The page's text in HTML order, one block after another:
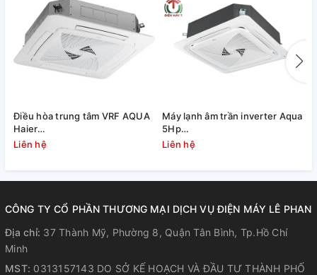
Điều hòa trung tâm VRF AQUA
Haier
AU10NFNERA/AB482MNERAD
Liên hệ
Máy lạnh âm trần inverter Aqua
5Hp
1U125S1PN1SB/AB125S2LR1FA
Liên hệ
CÔNG TY CỔ PHẦN THƯƠNG MẠI DỊCH VỤ ĐIỆN MÁY LÊ PHAN
Địa chỉ: 37 Thành Mỹ, Phường 8, Quận Tân Bình, Tp.Hồ Chí
Minh
MST: 0313157143 DO SỞ KẾ HOẠCH VÀ ĐẦU TƯ THÀNH PHỐ